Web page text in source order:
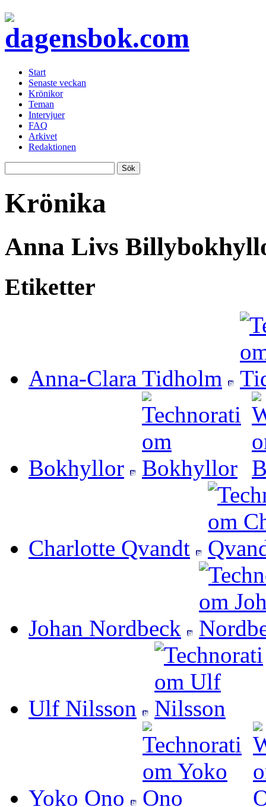
Start
Senaste veckan
Krönikor
Teman
Intervjuer
FAQ
Arkivet
Redaktionen
Krönika
Anna Livs
Etiketter
Anna-Clara Tidholm
Bokhyllor
Charlotte Qvandt
Johan Nordbeck
Ulf Nilsson
Yoko Ono